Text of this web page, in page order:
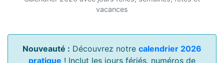
vacances
Nouveauté : Découvrez notre calendrier 2026
pratique ! Inclut les jours fériés, numéros de